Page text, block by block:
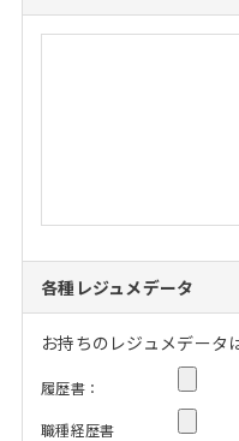
各種レジュメデータ
お持ちのレジュメデータ
履歴書：
職種経歴書